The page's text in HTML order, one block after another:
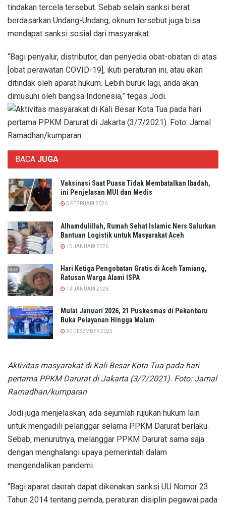
tindakan tercela tersebut. Sebab selain sanksi berat
berdasarkan Undang-Undang, oknum tersebut juga bisa
mendapat sanksi sosial dari masyarakat.
“Bagi penyalur, distributor, dan penyedia obat-obatan di atas
[obat perawatan COVID-19], ikuti peraturan ini, atau akan
ditindak oleh aparat hukum. Lebih buruk lagi, anda akan
dimusuhi oleh bangsa Indonesia,” tegas Jodi.
BACA JUGA
Vaksinasi Saat Puasa Tidak Membatalkan Ibadah,
ini Penjelasan MUI dan Medis
5 FEBRUARI 2026
Alhamdulillah, Rumah Sehat Islamic Ners Salurkan
Bantuan Logistik untuk Masyarakat Aceh
15 JANUARI 2026
Hari Ketiga Pengobatan Gratis di Aceh Tamiang,
Ratusan Warga Alami ISPA
13 JANUARI 2026
Mulai Januari 2026, 21 Puskesmas di Pekanbaru
Buka Pelayanan Hingga Malam
30 DESEMBER 2025
Aktivitas masyarakat di Kali Besar Kota Tua pada hari
pertama PPKM Darurat di Jakarta (3/7/2021). Foto: Jamal
Ramadhan/kumparan
Jodi juga menjelaskan, ada sejumlah rujukan hukum lain
untuk mengadili pelanggar selama PPKM Darurat berlaku.
Sebab, menurutnya, melanggar PPKM Darurat sama saja
dengan menghalangi upaya pemerintah dalam
mengendalikan pandemi.
“Bagi aparat daerah dapat dikenakan sanksi UU Nomor 23
Tahun 2014 tentang pemda, peraturan disiplin pegawai pada